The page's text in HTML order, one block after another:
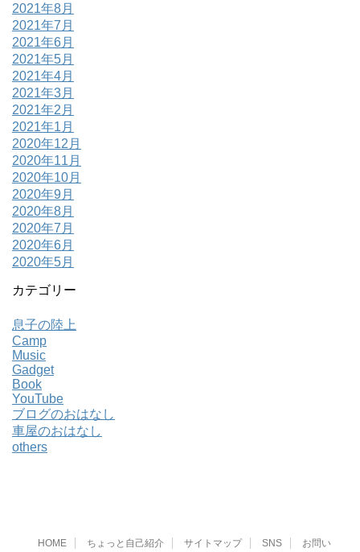
2021年8月
2021年7月
2021年6月
2021年5月
2021年4月
2021年3月
2021年2月
2021年1月
2020年12月
2020年11月
2020年10月
2020年9月
2020年8月
2020年7月
2020年6月
2020年5月
カテゴリー
息子の陸上
Camp
Music
Gadget
Book
YouTube
ブログのおはなし
車屋のおはなし
others
HOME ちょっと自己紹介 サイトマップ SNS お問い